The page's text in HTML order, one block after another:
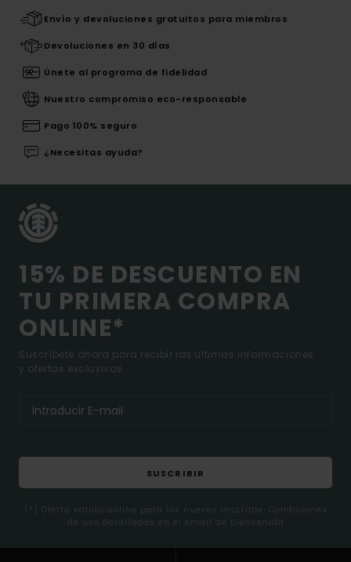
Envío y devoluciones gratuitos para miembros
Devoluciones en 30 días
Únete al programa de fidelidad
Nuestro compromiso eco-responsable
Pago 100% seguro
¿Necesitas ayuda?
15% DE DESCUENTO EN
TU PRIMERA COMPRA
ONLINE*
Suscríbete ahora para recibir las ultimas informaciones
y ofertas exclusivas.
SUSCRIBIR
(*) Oferta valida online para los nuevos inscritos. Condiciones
de uso detalladas en el email de bienvenida